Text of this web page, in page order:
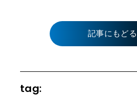
記事にもどる
tag: